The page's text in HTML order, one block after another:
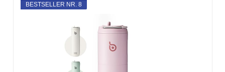
BESTSELLER NR. 8